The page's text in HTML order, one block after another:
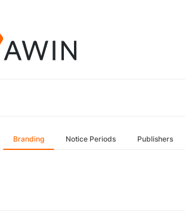
Branding Notice Periods Publishers